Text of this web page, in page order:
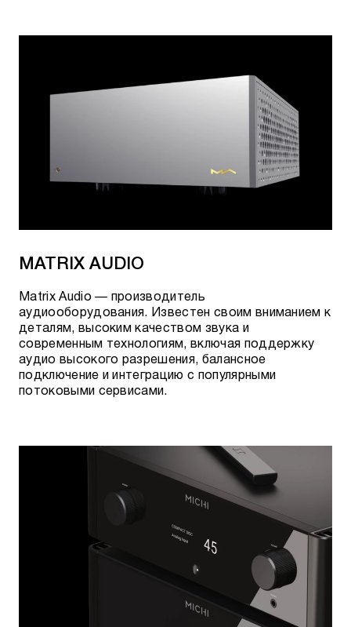
MATRIX AUDIO
Matrix Audio — производитель
аудиооборудования. Известен своим вниманием к
деталям, высоким качеством звука и
современным технологиям, включая поддержку
аудио высокого разрешения, балансное
подключение и интеграцию с популярными
потоковыми сервисами.